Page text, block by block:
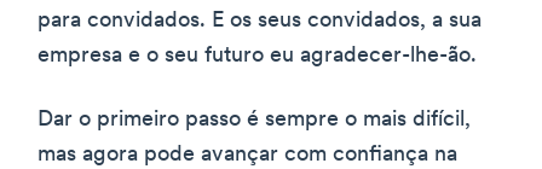
para convidados. E os seus convidados, a sua
empresa e o seu futuro eu agradecer-lhe-ão.
Dar o primeiro passo é sempre o mais difícil,
mas agora pode avançar com confiança na